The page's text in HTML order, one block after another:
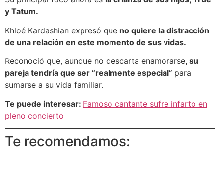
y Tatum.
Khloé Kardashian expresó que no quiere la distracción
de una relación en este momento de sus vidas.
Reconoció que, aunque no descarta enamorarse, su
pareja tendría que ser “realmente especial” para
sumarse a su vida familiar.
Te puede interesar: Famoso cantante sufre infarto en
pleno concierto
Te recomendamos: